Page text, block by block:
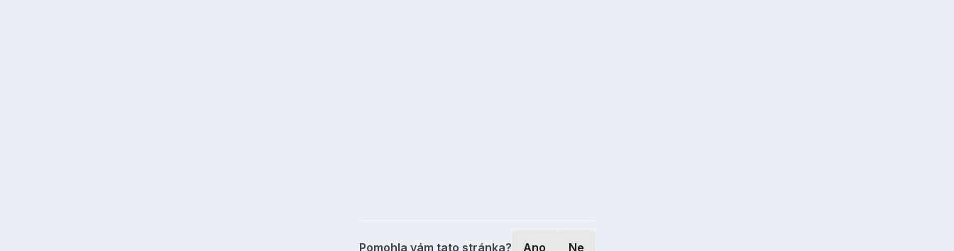
Pomohla vám tato stránka? Ano Ne